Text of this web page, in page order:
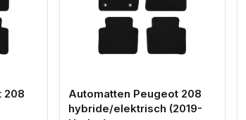
208
Automatten Peugeot 208
hybride/elektrisch (2019-